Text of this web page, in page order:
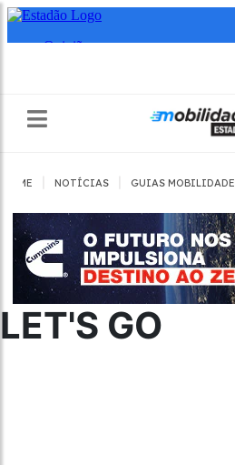
HOME NOTÍCIAS GUIAS MOBILIDADE
LET'S GO